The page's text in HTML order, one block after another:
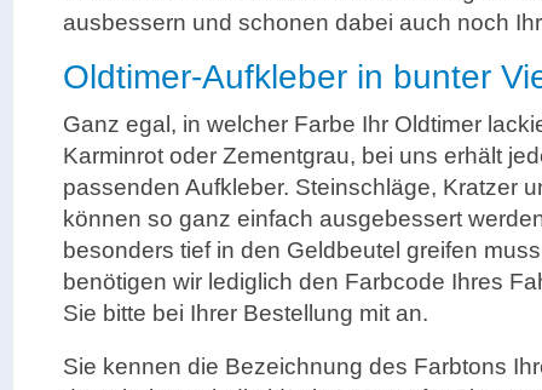
ausbessern und schonen dabei auch noch
Oldtimer-Aufkleber in bunter
Ganz egal, in welcher Farbe Ihr Oldtimer
Karminrot oder Zementgrau, bei uns erhält
passenden Aufkleber. Steinschläge, Kratzer
können so ganz einfach ausgebessert
besonders tief in den Geldbeutel greifen
benötigen wir lediglich den Farbcode Ihres
Sie bitte bei Ihrer Bestellung mit an.
Sie kennen die Bezeichnung des Farbtons